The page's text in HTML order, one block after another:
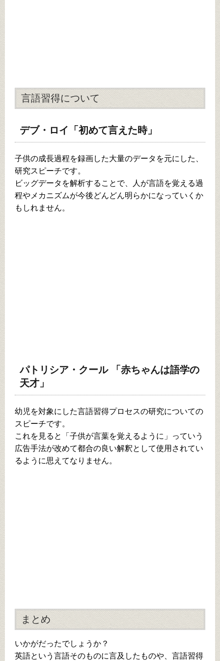
言語習得について
デブ・ロイ「初めて言えた時」
子供の成長過程を録画した大量のデータを元にした、
研究スピーチです。
ビッグデータを解析することで、人が言語を覚える過
程やメカニズムが今後どんどん明らかになっていくか
もしれません。
パトリシア・クール 「赤ちゃんは語学の
天才」
幼児を対象にした言語習得プロセスの研究についての
スピーチです。
これを見ると「子供が言葉を覚えるように」っていう
広告手法が改めて都合の良い解釈として使用されてい
るように思えてなりません。
まとめ
いかがだったでしょうか？
英語という言語そのものに言及したものや、言語習得